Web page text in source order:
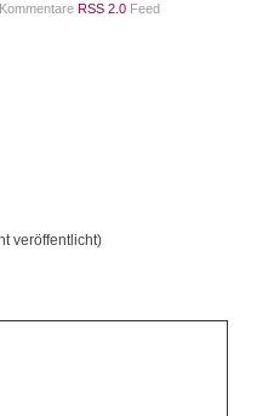
RSS 2.0 Feed
veröffentlicht)